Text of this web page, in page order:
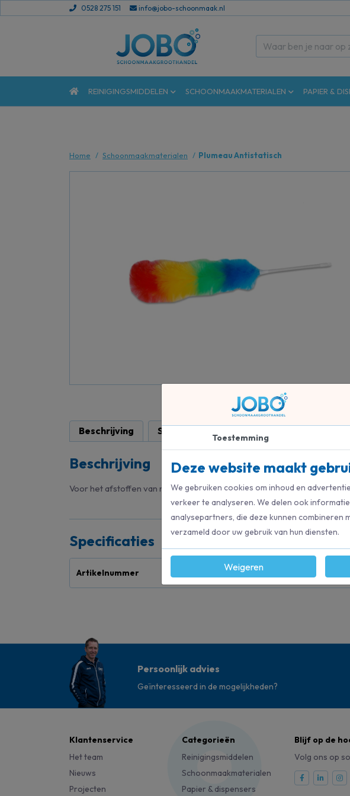
0528 275 151 info@jobo-schoonmaak.nl
REINIGINGSMIDDELEN SCHOONMAAKMATERIALEN PAPIER &
Home Schoonmaakmaterialen Plumeau Antistatisch
Beschrijving Specificaties
Beschrijving
Voor het afstoffen van moeilijk bereikbare plekken.
Specificaties
Artikelnummer 1061
Persoonlijk advies
Geïnteresseerd in de mogelijkheden?
Klantenservice
Het team
Nieuws
Projecten
Categorieën
Reinigingsmiddelen
Schoonmaakmaterialen
Papier & dispensers
Blijf op de
Volg ons op
Toestemming
Deze website maakt
We gebruiken cookies om inhoud en
verkeer te analyseren. We delen ook
analysepartners, die deze kunnen
verzameld door uw gebruik van hun diensten.
Weigeren